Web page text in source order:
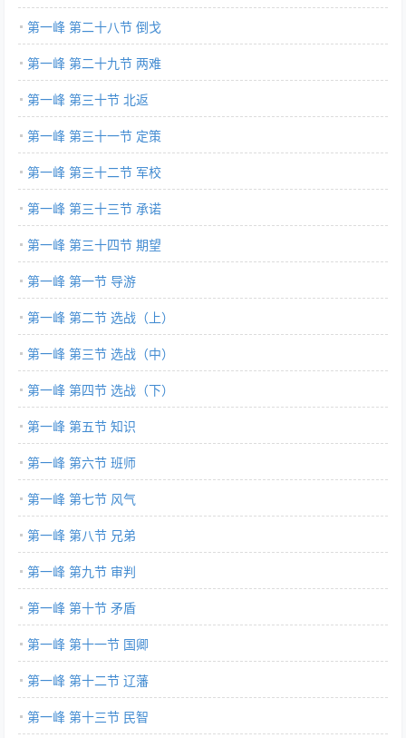
第一峰 第二十八节 倒戈
第一峰 第二十九节 两难
第一峰 第三十节 北返
第一峰 第三十一节 定策
第一峰 第三十二节 军校
第一峰 第三十三节 承诺
第一峰 第三十四节 期望
第一峰 第一节 导游
第一峰 第二节 选战（上）
第一峰 第三节 选战（中）
第一峰 第四节 选战（下）
第一峰 第五节 知识
第一峰 第六节 班师
第一峰 第七节 风气
第一峰 第八节 兄弟
第一峰 第九节 审判
第一峰 第十节 矛盾
第一峰 第十一节 国卿
第一峰 第十二节 辽藩
第一峰 第十三节 民智